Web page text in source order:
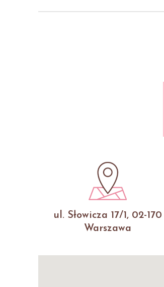
ul. Słowicza 17/1, 02-170
Warszawa